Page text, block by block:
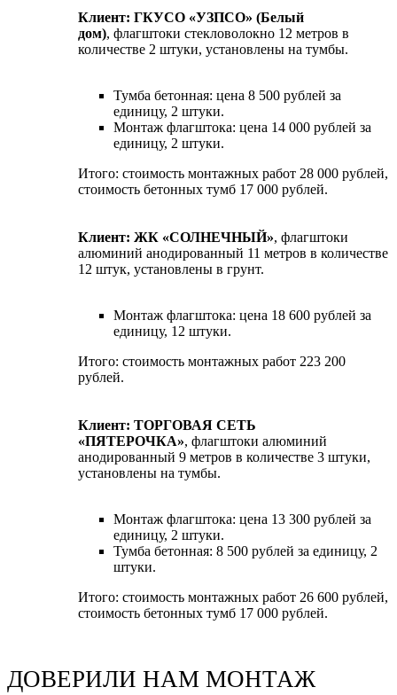
Клиент: ГКУСО «УЗПСО» (Белый
дом), флагштоки стекловолокно 12 метров в
количестве 2 штуки, установлены на тумбы.
Тумба бетонная: цена 8 500 рублей за
единицу, 2 штуки.
Монтаж флагштока: цена 14 000 рублей за
единицу, 2 штуки.
Итого: стоимость монтажных работ 28 000 рублей,
стоимость бетонных тумб 17 000 рублей.
Клиент: ЖК «СОЛНЕЧНЫЙ», флагштоки
алюминий анодированный 11 метров в количестве
12 штук, установлены в грунт.
Монтаж флагштока: цена 18 600 рублей за
единицу, 12 штуки.
Итого: стоимость монтажных работ 223 200
рублей.
Клиент: ТОРГОВАЯ СЕТЬ
«ПЯТЕРОЧКА», флагштоки алюминий
анодированный 9 метров в количестве 3 штуки,
установлены на тумбы.
Монтаж флагштока: цена 13 300 рублей за
единицу, 2 штуки.
Тумба бетонная: 8 500 рублей за единицу, 2
штуки.
Итого: стоимость монтажных работ 26 600 рублей,
стоимость бетонных тумб 17 000 рублей.
ДОВЕРИЛИ НАМ МОНТАЖ